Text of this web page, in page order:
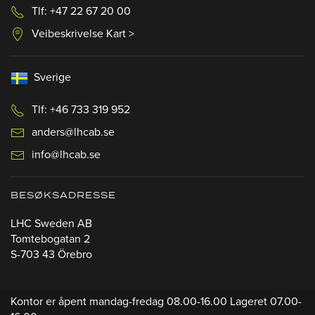
Tlf: +47 22 67 20 00
Veibeskrivelse Kart >
Sverige
Tlf: +46 733 319 952
anders@lhcab.se
info@lhcab.se
BESØKSADRESSE
LHC Sweden AB
Tomtebogatan 2
S-703 43 Örebro
Kontor er åpent mandag-fredag 08.00-16.00 Lageret 07.00-